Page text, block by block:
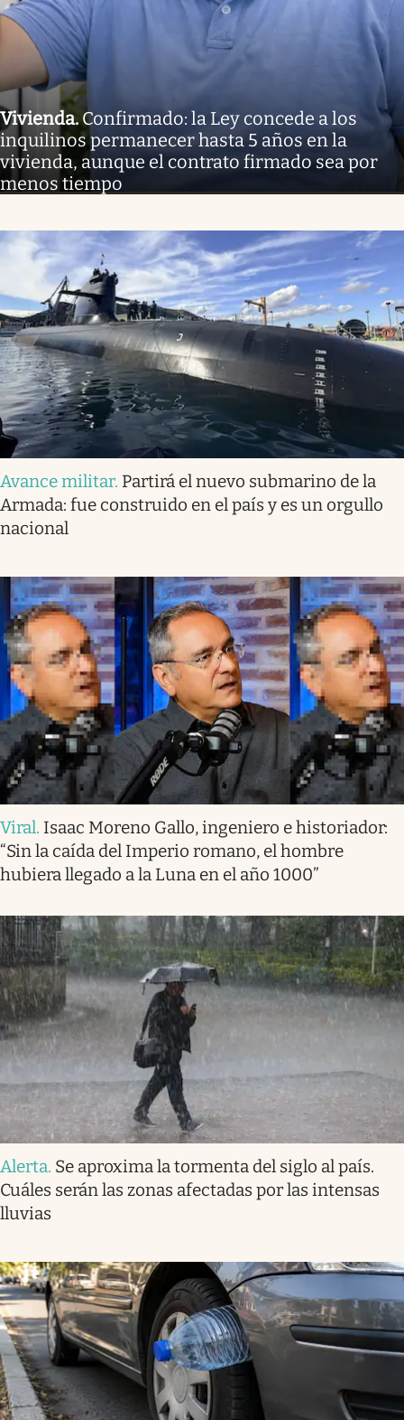
Vivienda.Confirmado: la Ley concede a los
inquilinos permanecer hasta 5 años en la
vivienda, aunque el contrato firmado sea por
menos tiempo
Avance militar. Partirá el nuevo submarino de la
Armada: fue construido en el país y es un orgullo
nacional
Viral. Isaac Moreno Gallo, ingeniero e historiador:
“Sin la caída del Imperio romano, el hombre
hubiera llegado a la Luna en el año 1000”
Alerta. Se aproxima la tormenta del siglo al país.
Cuáles serán las zonas afectadas por las intensas
lluvias